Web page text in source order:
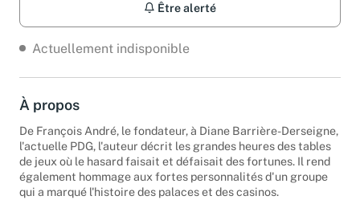
Être alerté
Actuellement indisponible
À propos
De François André, le fondateur, à Diane Barrière-Derseigne,
l'actuelle PDG, l'auteur décrit les grandes heures des tables
de jeux où le hasard faisait et défaisait des fortunes. Il rend
également hommage aux fortes personnalités d'un groupe
qui a marqué l'histoire des palaces et des casinos.